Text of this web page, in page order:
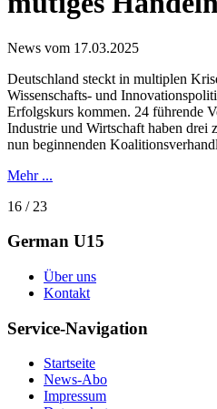
News vom 17.03.2025
Deutschland steckt in multiplen
Wissenschafts- und
Erfolgskurs kommen. 24 führende
Industrie und Wirtschaft haben drei
nun beginnenden
Mehr ...
16 / 23
German U15
Über uns
Kontakt
Service-Navigation
Startseite
News-Abo
Impressum